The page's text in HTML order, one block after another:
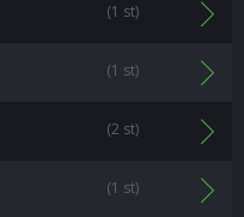
(1 st)
(1 st)
(2 st)
(1 st)